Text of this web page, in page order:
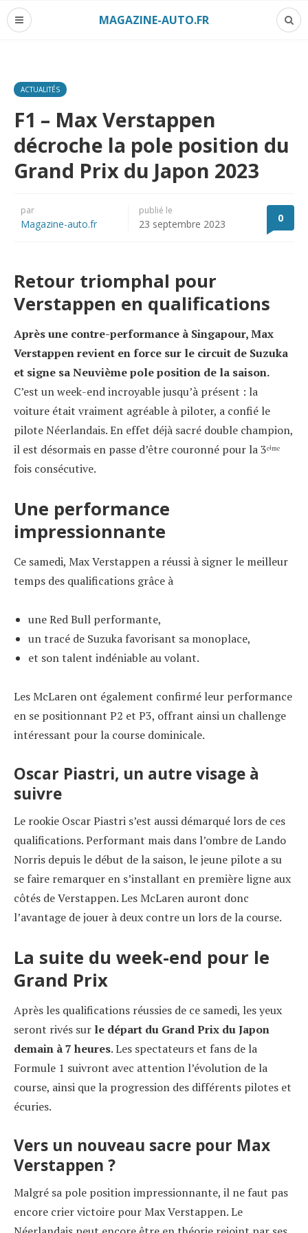
MAGAZINE-AUTO.FR
ACTUALITÉS
F1 – Max Verstappen
décroche la pole position du
Grand Prix du Japon 2023
par
Magazine-auto.fr
publié le
23 septembre 2023 0
Retour triomphal pour
Verstappen en qualifications
Après une contre-performance à Singapour, Max
Verstappen revient en force sur le circuit de Suzuka
et signe sa Neuvième pole position de la saison.
C’est un week-end incroyable jusqu’à présent : la
voiture était vraiment agréable à piloter, a confié le
pilote Néerlandais. En effet déjà sacré double champion,
il est désormais en passe d’être couronné pour la 3ᵉⁱᵐᵉ
fois consécutive.
Une performance
impressionnante
Ce samedi, Max Verstappen a réussi à signer le meilleur
temps des qualifications grâce à
une Red Bull performante,
un tracé de Suzuka favorisant sa monoplace,
et son talent indéniable au volant.
Les McLaren ont également confirmé leur performance
en se positionnant P2 et P3, offrant ainsi un challenge
intéressant pour la course dominicale.
Oscar Piastri, un autre visage à
suivre
Le rookie Oscar Piastri s’est aussi démarqué lors de ces
qualifications. Performant mais dans l’ombre de Lando
Norris depuis le début de la saison, le jeune pilote a su
se faire remarquer en s’installant en première ligne aux
côtés de Verstappen. Les McLaren auront donc
l’avantage de jouer à deux contre un lors de la course.
La suite du week-end pour le
Grand Prix
Après les qualifications réussies de ce samedi, les yeux
seront rivés sur le départ du Grand Prix du Japon
demain à 7 heures. Les spectateurs et fans de la
Formule 1 suivront avec attention l’évolution de la
course, ainsi que la progression des différents pilotes et
écuries.
Vers un nouveau sacre pour Max
Verstappen ?
Malgré sa pole position impressionnante, il ne faut pas
encore crier victoire pour Max Verstappen. Le